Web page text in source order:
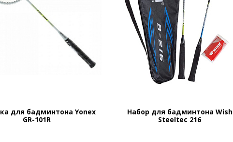
для бадминтона Yonex
GR-101R
Набор для бадминтона Wish
Steeltec 216